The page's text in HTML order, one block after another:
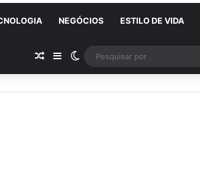
NEGÓCIOS ESTILO DE VIDA
Artigo Aleatório
SidebarSwitch skin